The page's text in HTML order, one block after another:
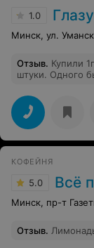
1.0
Минск, ул.
Отзыв. Купили
штуки. Одного
обнаружили на
на вкус
КОФЕЙНЯ
5.0 Всё
Минск, пр-т
Отзыв.